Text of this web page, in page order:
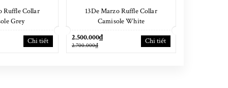
Ruffle Collar
Grey
Chi tiết
13De Marzo Ruffle Collar
Camisole White
2.500.000₫
2.700.000₫ Chi tiết